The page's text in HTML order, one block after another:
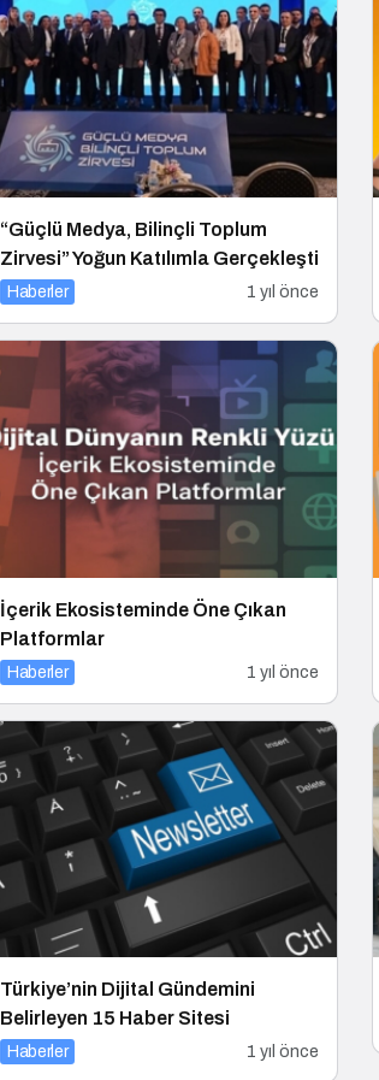
“Güçlü Medya, Bilinçli Toplum
Zirvesi” Yoğun Katılımla Gerçekleşti
Haberler 1 yıl önce
İçerik Ekosisteminde Öne Çıkan
Platformlar
Haberler 1 yıl önce
Türkiye’nin Dijital Gündemini
Belirleyen 15 Haber Sitesi
Haberler 1 yıl önce